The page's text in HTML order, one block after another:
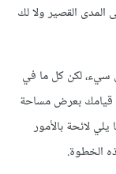
المدى القصير ولا لك
سيء، لكن كل ما في
قيامك بعرض مساحة
لائحة بالأمور
الخطوة.